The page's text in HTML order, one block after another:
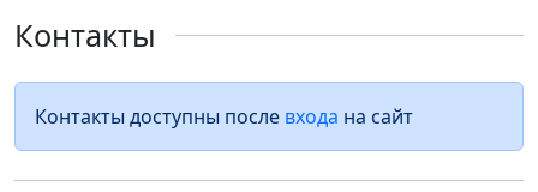
Контакты
Контакты доступны после входа на сайт